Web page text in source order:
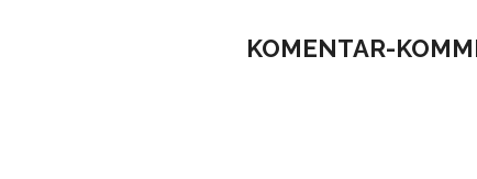
KOMENTAR-